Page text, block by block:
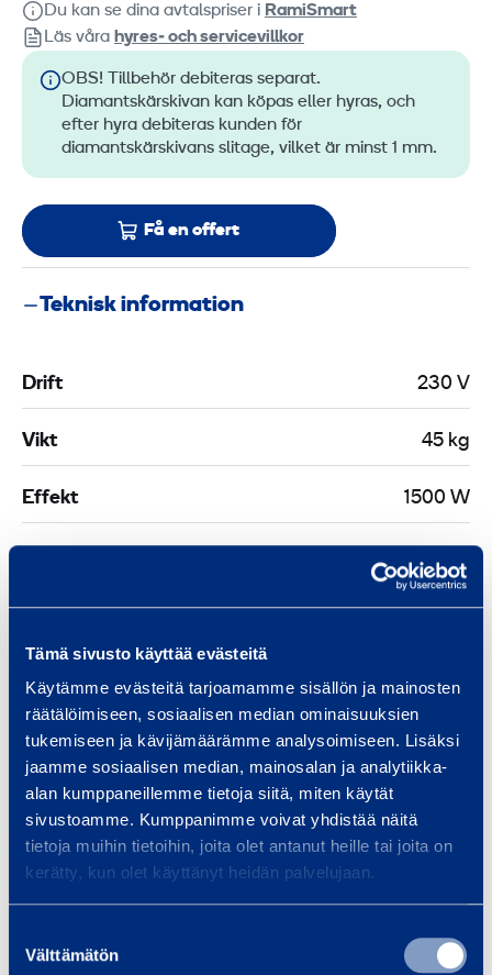
Tämä sivusto käyttää evästeitä
Käytämme evästeitä tarjoamamme sisällön ja mainosten
räätälöimiseen, sosiaalisen median ominaisuuksien
tukemiseen ja kävijämäärämme analysoimiseen. Lisäksi
jaamme sosiaalisen median, mainosalan ja analytiikka-
alan kumppaneillemme tietoja siitä, miten käytät
sivustoamme. Kumppanimme voivat yhdistää näitä
tietoja muihin tietoihin, joita olet antanut heille tai joita on
kerätty, kun olet käyttänyt heidän palvelujaan.
valinta
Välttämätön
Du kan se dina avtalspriser i RamiSmart
Läs våra hyres‑ och servicevillkor
OBS! Tillbehör debiteras separat.
Diamantskärskivan kan köpas eller hyras, och
efter hyra debiteras kunden för
diamantskärskivans slitage, vilket är minst 1 mm.
Få en offert
Teknisk information
Drift 230 V
Vikt 45 kg
Effekt 1500 W
Bredd 380 mm
Arbetsbredd 230 mm
Batterispänning
Varvtal 1400 rpm
Säkerhet